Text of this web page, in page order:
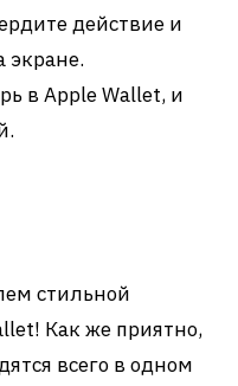
действие и
экране.
в Apple Wallet, и
стильной
Как же приятно,
всего в одном